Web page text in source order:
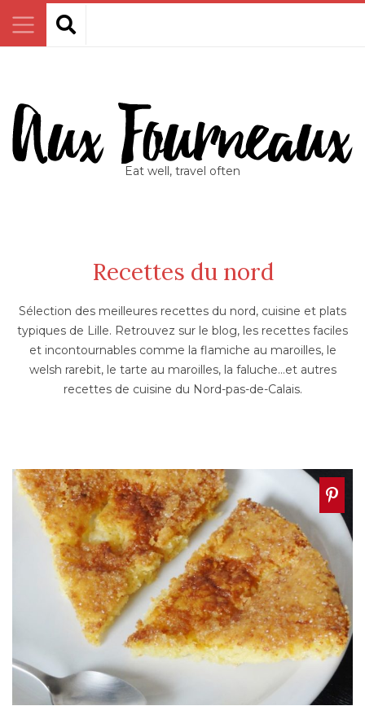
Eat well, travel often
Recettes du nord
Sélection des meilleures recettes du nord, cuisine et plats
typiques de Lille. Retrouvez sur le blog, les recettes faciles
et incontournables comme la flamiche au maroilles, le
welsh rarebit, le tarte au maroilles, la faluche…et autres
recettes de cuisine du Nord-pas-de-Calais.